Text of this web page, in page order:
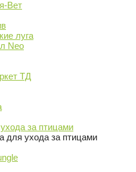
Вет
луга
Neo
ТД
за птицами
для ухода за птицами